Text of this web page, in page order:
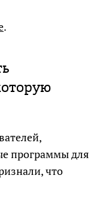
.
программы для
что